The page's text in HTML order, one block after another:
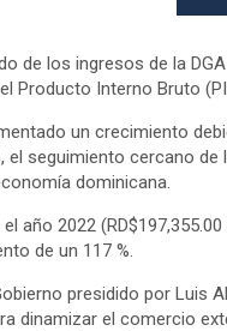
de los ingresos de la
Producto Interno Bruto
un crecimiento
seguimiento cercano
dominicana.
año 2022
de un 117 %.
presidido por Luis
dinamizar el comercio